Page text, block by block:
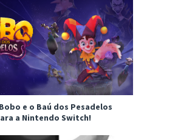
e o Baú dos Pesadelos
a Nintendo Switch!